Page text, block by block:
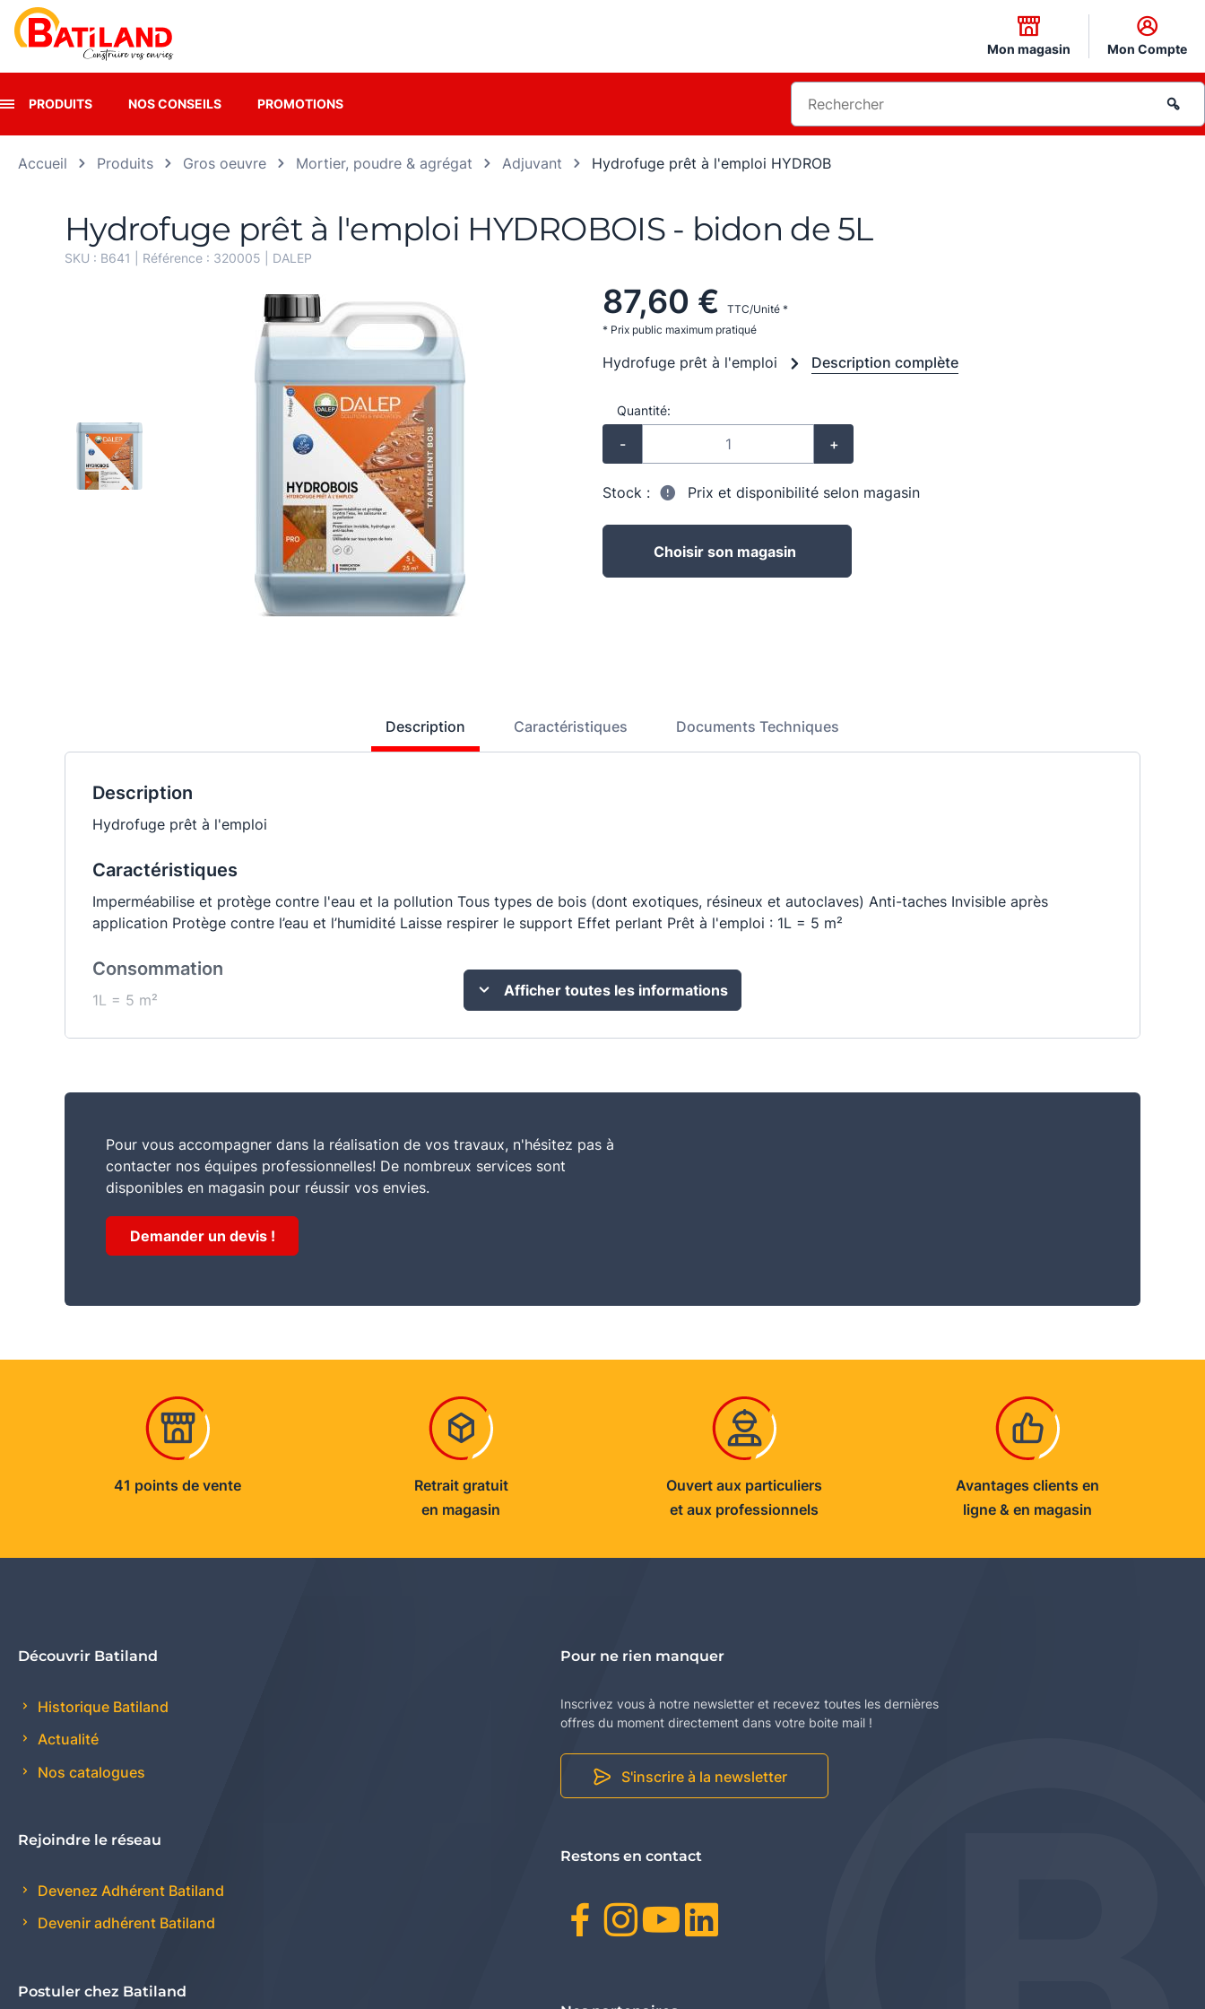
Mon magasin Mon Compte
PRODUITS NOS CONSEILS PROMOTIONS
Accueil Produits Gros oeuvre Mortier, poudre & agrégat Adjuvant Hydrofuge prêt à l'emploi HYDROB
Hydrofuge prêt à l'emploi HYDROBOIS - bidon de 5L
SKU : B641 | Référence : 320005 DALEP
87,60 €
TTC/Unité *
* Prix public maximum pratiqué
Hydrofuge prêt à l'emploi Description complète
Quantité:
- +
Stock : Prix et disponibilité selon magasin
Choisir son magasin
Description Caractéristiques Documents Techniques
Description
Hydrofuge prêt à l'emploi
Caractéristiques
Imperméabilise et protège contre l'eau et la pollution Tous types de bois (dont exotiques, résineux et autoclaves) Anti-taches Invisible après
application Protège contre l’eau et l’humidité Laisse respirer le support Effet perlant Prêt à l'emploi : 1L = 5 m²
Consommation
1L = 5 m²
Usage
36 mois à partir de la date de fabrication, en emballage d’origine non ouvert, stocké à l’abri du gel et des fortes chaleurs
Afficher toutes les informations
Pour vous accompagner dans la réalisation de vos travaux, n'hésitez pas à
contacter nos équipes professionnelles! De nombreux services sont
disponibles en magasin pour réussir vos envies.
Demander un devis !
41 points de vente
Retrait gratuit
en magasin
Ouvert aux particuliers
et aux professionnels
Avantages clients en
ligne & en magasin
Découvrir Batiland
Historique Batiland
Actualité
Nos catalogues
Rejoindre le réseau
Devenez Adhérent Batiland
Devenir adhérent Batiland
Postuler chez Batiland
Pour ne rien manquer
Inscrivez vous à notre newsletter et recevez toutes les dernières
offres du moment directement dans votre boite mail !
S'inscrire à la newsletter
Restons en contact
Facebook
Instagram
Youtube
Panneau de gestion des cookies